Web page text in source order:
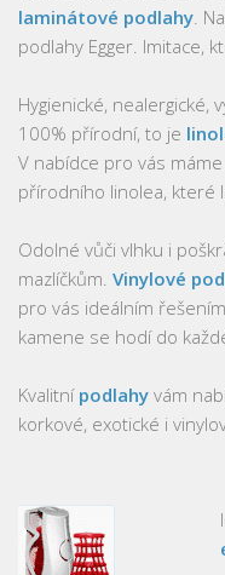
laminátové podlahy .
podlahy Egger. Imitace,
Hygienické, nealergické,
100% přírodní, to je
V nabídce pro vás
přírodního linolea, které
Odolné vůči vlhku i
mazlíčkům. Vinylové
pro vás ideálním
kamene se hodí do
Kvalitní podlahy vám
korkové, exotické i